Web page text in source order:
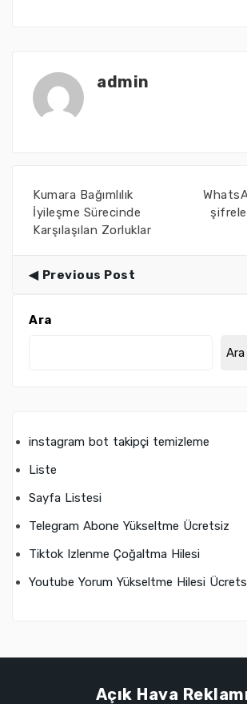
admin
Kumara Bağımlılık
İyileşme Sürecinde
Karşılaşılan Zorluklar
Previous Post
Ara
Ara
instagram bot takipçi temizleme
Liste
Sayfa Listesi
Telegram Abone Yükseltme Ücretsiz
Tiktok Izlenme Çoğaltma Hilesi
Youtube Yorum Yükseltme Hilesi
Açık Hava